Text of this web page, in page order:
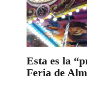
Esta es la
Feria de